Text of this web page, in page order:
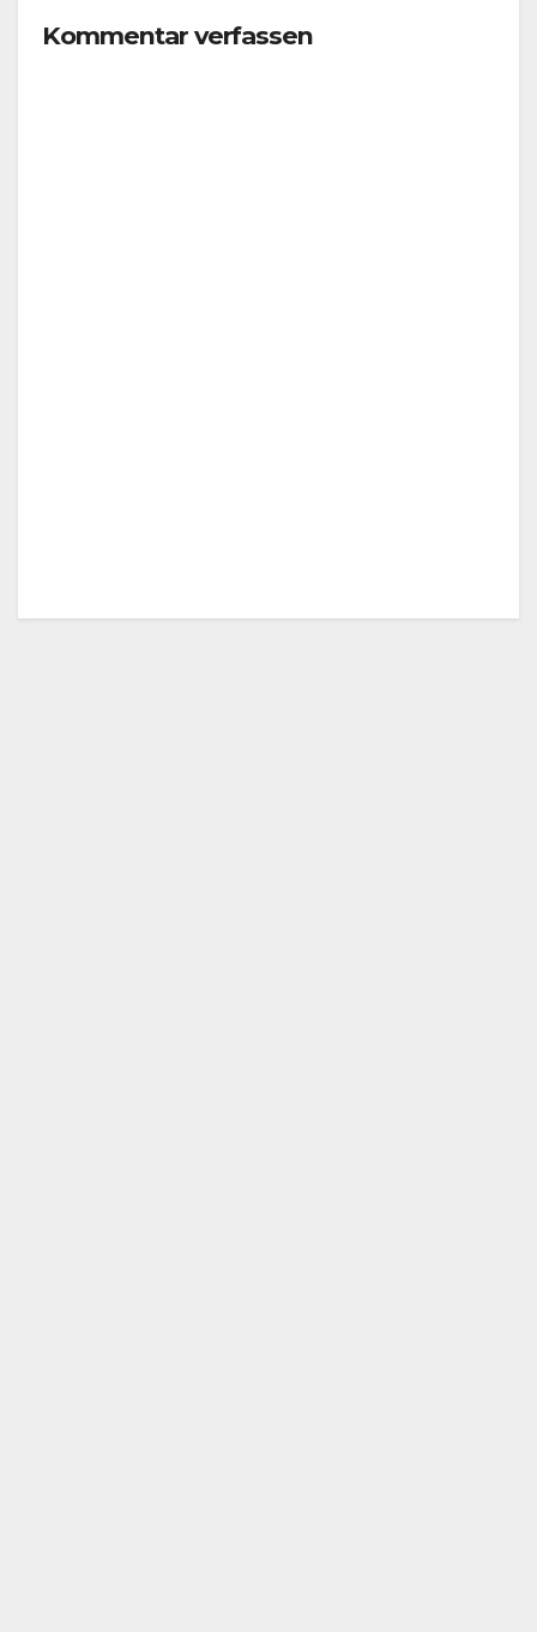
Kommentar verfassen